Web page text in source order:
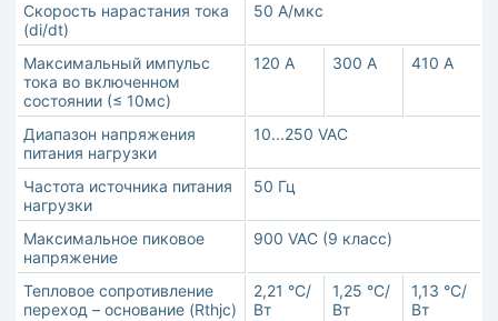
Скорость нарастания тока
(di/dt)
50 А/мкс
Максимальный импульс
тока во включенном
состоянии (≤ 10мс)
120 А 300 А 410 А
Диапазон напряжения
питания нагрузки
10...250 VAC
Частота источника питания
нагрузки
50 Гц
Максимальное пиковое
напряжение
900 VAC (9 класс)
Тепловое сопротивление
переход – основание (Rthjc)
2,21 °С/
Вт
1,25 °С/
Вт
1,13 °С/
Вт